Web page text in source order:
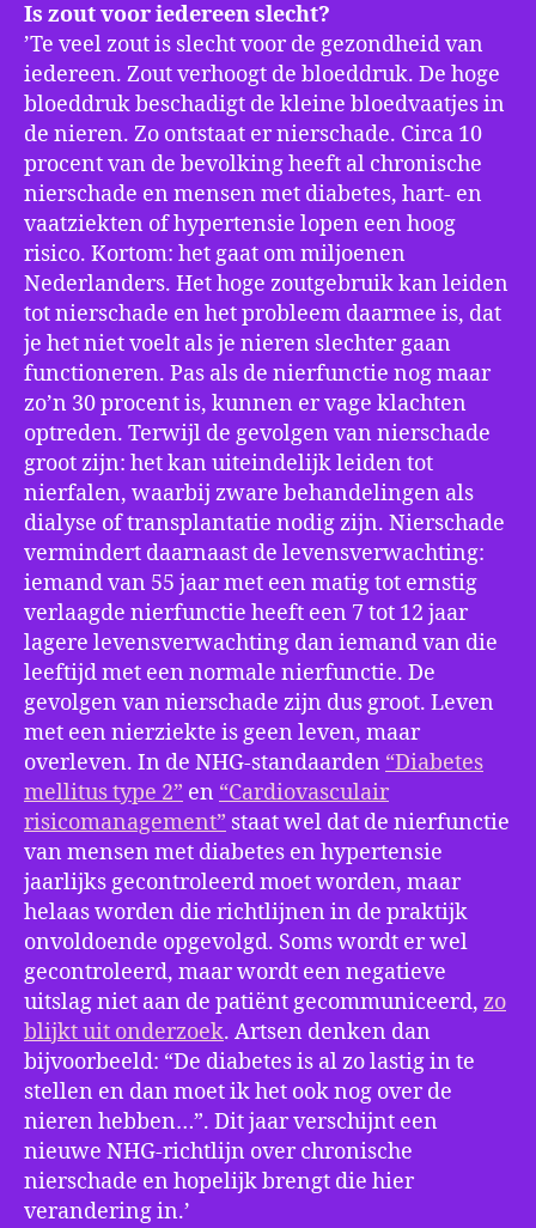
Is zout voor iedereen slecht?
’Te veel zout is slecht voor de gezondheid van
iedereen. Zout verhoogt de bloeddruk. De hoge
bloeddruk beschadigt de kleine bloedvaatjes in
de nieren. Zo ontstaat er nierschade. Circa 10
procent van de bevolking heeft al chronische
nierschade en mensen met diabetes, hart- en
vaatziekten of hypertensie lopen een hoog
risico. Kortom: het gaat om miljoenen
Nederlanders. Het hoge zoutgebruik kan leiden
tot nierschade en het probleem daarmee is, dat
je het niet voelt als je nieren slechter gaan
functioneren. Pas als de nierfunctie nog maar
zo’n 30 procent is, kunnen er vage klachten
optreden. Terwijl de gevolgen van nierschade
groot zijn: het kan uiteindelijk leiden tot
nierfalen, waarbij zware behandelingen als
dialyse of transplantatie nodig zijn. Nierschade
vermindert daarnaast de levensverwachting:
iemand van 55 jaar met een matig tot ernstig
verlaagde nierfunctie heeft een 7 tot 12 jaar
lagere levensverwachting dan iemand van die
leeftijd met een normale nierfunctie. De
gevolgen van nierschade zijn dus groot. Leven
met een nierziekte is geen leven, maar
overleven. In de NHG-standaarden “Diabetes
mellitus type 2” en “Cardiovasculair
risicomanagement” staat wel dat de nierfunctie
van mensen met diabetes en hypertensie
jaarlijks gecontroleerd moet worden, maar
helaas worden die richtlijnen in de praktijk
onvoldoende opgevolgd. Soms wordt er wel
gecontroleerd, maar wordt een negatieve
uitslag niet aan de patiënt gecommuniceerd, zo
blijkt uit onderzoek. Artsen denken dan
bijvoorbeeld: “De diabetes is al zo lastig in te
stellen en dan moet ik het ook nog over de
nieren hebben…”. Dit jaar verschijnt een
nieuwe NHG-richtlijn over chronische
nierschade en hopelijk brengt die hier
verandering in.’